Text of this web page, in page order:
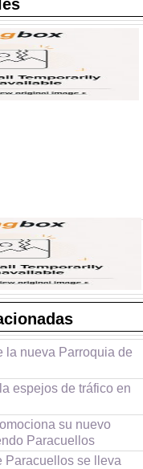
la nueva Parroquia de
espejos de tráfico en
su nuevo
Paracuellos
Paracuellos se lleva